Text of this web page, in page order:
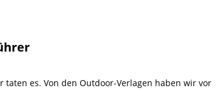
es. Von den Outdoor-Verlagen haben wir vor